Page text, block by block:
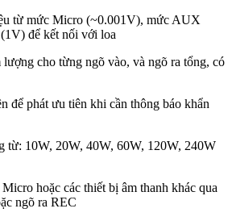
từ mức Micro (~0.001V), mức AUX
để kết nối với loa
cho từng ngõ vào, và ngõ ra tổng, có
để phát ưu tiên khi cần thông báo khẩn
từ: 10W, 20W, 40W, 60W, 120W, 240W
hoặc các thiết bị âm thanh khác qua
ngõ ra REC